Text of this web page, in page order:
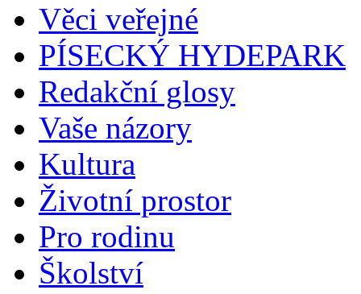
Věci veřejné
PÍSECKÝ HYDEPARK
Redakční glosy
Vaše názory
Kultura
Životní prostor
Pro rodinu
Školství